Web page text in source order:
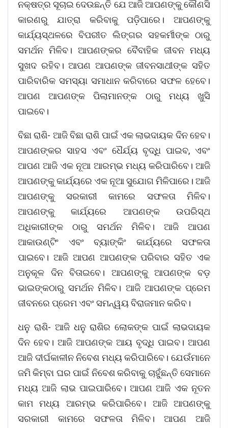
ନକ୍ଷତ୍ର ସୂଚାଇ ଦେଉଛନ୍ତି ଯେ ଆଜି ଆପଣଙ୍କୁ କୌଣସି
କାରଣରୁ ଯାତ୍ରା କରିବାକୁ ପଡ଼ିପାରେ। ଆପଣଙ୍କୁ
କାର୍ଯ୍ୟସ୍ଥଳରେ ବିପରୀତ ଲିଙ୍ଗର ସହକର୍ମୀଙ୍କ ଠାରୁ
ସମର୍ଥନ ମିଳିବ। ଆପଣଙ୍କର ବୈବାହିକ ଜୀବନ ମଧ୍ୟ
ସୁଖଦ ରହିବ। ଆପଣ ଆପଣଙ୍କ ଜୀବନସାଥୀଙ୍କ ସହିତ
ପାରିବାରିକ ସମସ୍ୟା ସମାଧାନ କରିବାରେ ସଫଳ ହେବେ।
ଆପଣ ଆପଣଙ୍କ ପିଲାମାନଙ୍କ ଠାରୁ ମଧ୍ୟ ଖୁସି
ପାଇବେ।
ବିଛା ରାଶି- ଆଜି ବିଛା ରାଶି ପାଇଁ ଏକ ଲାଭଦାୟକ ଦିନ ହେବ।
ଆପଣଙ୍କର ସାହସ ଏବଂ ଧୈର୍ଯ୍ୟ ବୃଦ୍ଧି ପାଇବ, ଏବଂ
ଆପଣ ଆଜି ଏକ ନୂଆ ଆରମ୍ଭ ମଧ୍ୟ କରିପାରିବେ। ଆଜି
ଆପଣଙ୍କୁ କାର୍ଯ୍ୟରେ ଏକ ନୂଆ ସୁଯୋଗ ମିଳିପାରେ। ଆଜି
ଆପଣଙ୍କୁ ସରକାରୀ କାମରେ ସଫଳତା ମିଳିବ।
ଆପଣଙ୍କୁ କାର୍ଯ୍ୟରେ ଆପଣଙ୍କ ଉପରିସ୍ଥ
ଅଧିକାରୀଙ୍କ ଠାରୁ ସମର୍ଥନ ମିଳିବ। ଆଜି ଆପଣ
ଆକାଉଣ୍ଟିଂ ଏବଂ ବ୍ୟାଙ୍କିଂ କାର୍ଯ୍ୟରେ ସଫଳତା
ପାଇବେ। ଆଜି ଆପଣ ଆପଣଙ୍କ ପରିବାର ସହିତ ଏକ
ଅନୁକୂଳ ଦିନ ବିତାଇବେ। ଆପଣଙ୍କୁ ଆପଣଙ୍କ ବଡ଼
ଭାଇଙ୍କଠାରୁ ସମର୍ଥନ ମିଳିବ। ଆଜି ଆପଣଙ୍କ ପ୍ରେମ
ଜୀବନରେ ପ୍ରେମ ଏବଂ ସମନ୍ୱୟ ବିରାଜମାନ କରିବ।
ଧନୁ ରାଶି- ଆଜି ଧନୁ ରାଶିର ଲୋକଙ୍କ ପାଇଁ ଲାଭଦାୟକ
ଦିନ ହେବ। ଆଜି ଆପଣଙ୍କ ଆୟ ବୃଦ୍ଧି ପାଇବ। ଆପଣ
ଆଜି ଦୀର୍ଘକାଳୀନ ନିବେଶ ମଧ୍ୟ କରିପାରିବେ। ଯେଉଁମାନେ
ଜମି କିମ୍ବା ଘର ପାଇଁ ନିବେଶ କରିବାକୁ ଚାହୁଁଛନ୍ତି ସେମାନେ
ମଧ୍ୟ ଆଜି ଲାଭ ପାଇପାରିବେ। ଆପଣ ଆଜି ଏକ ନୂତନ
କାମ ମଧ୍ୟ ଆରମ୍ଭ କରିପାରିବେ। ଆଜି ଆପଣଙ୍କୁ
ସରକାରୀ କାମରେ ସଫଳତା ମିଳିବ। ଆପଣ ଆଜି